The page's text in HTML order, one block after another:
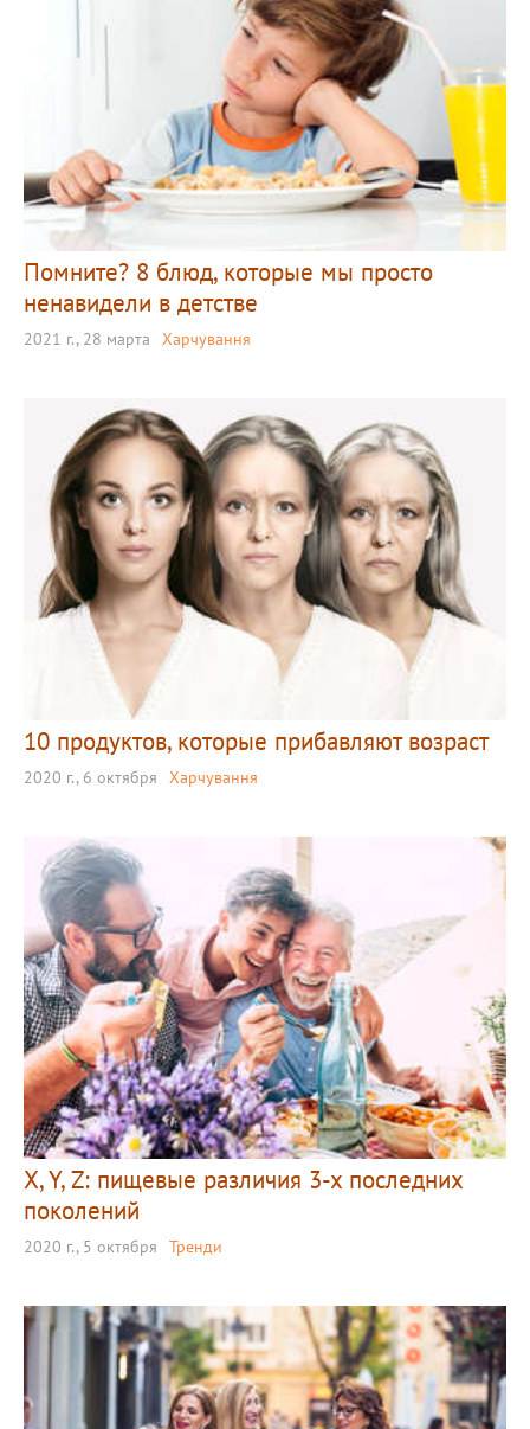
Помните? 8 блюд, которые мы просто
ненавидели в детстве
2021 г., 28 марта Харчування
10 продуктов, которые прибавляют возраст
2020 г., 6 октября Харчування
X, Y, Z: пищевые различия 3-х последних
поколений
2020 г., 5 октября Тренди